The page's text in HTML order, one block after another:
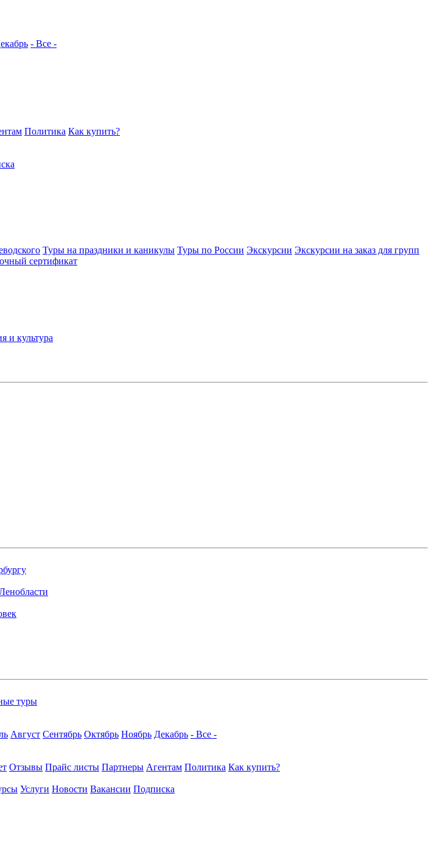
- Все -
Политика Как купить?
Туры на праздники и каникулы Туры по России Экскурсии Экскурсии на заказ для групп
сертификат
и культура
туры
Август Сентябрь Октябрь Ноябрь Декабрь - Все -
Отзывы Прайс листы Партнеры Агентам Политика Как купить?
Услуги Новости Вакансии Подписка